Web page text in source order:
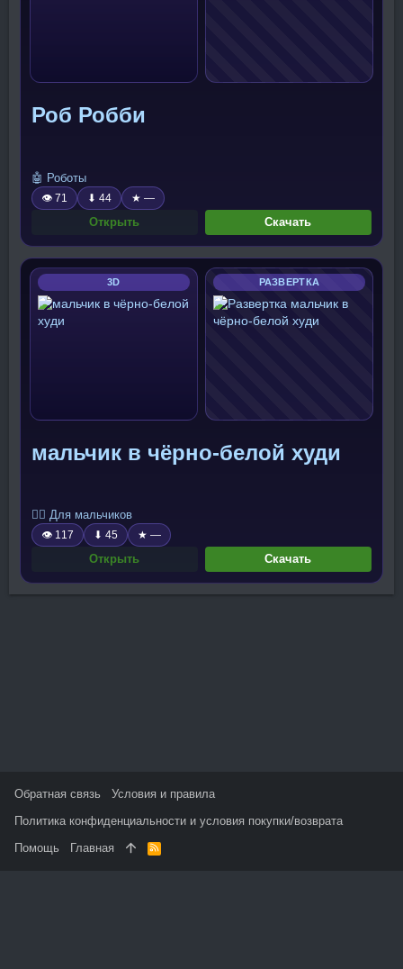
Роб Робби
🤖 Роботы
👁 71 ⬇ 44 ★ —
Открыть Скачать
3D РАЗВЕРТКА
мальчик в чёрно-белой худи
🧍‍♂️ Для мальчиков
👁 117 ⬇ 45 ★ —
Открыть Скачать
Обратная связь
Условия и правила
Политика конфиденциальности и условия покупки/возврата
Помощь
Главная
R